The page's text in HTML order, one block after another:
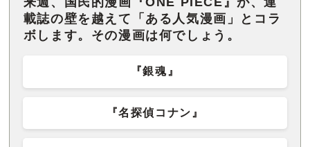
載誌の壁を越えて「ある人気漫画」とコラ
ボします。その漫画は何でしょう。
『銀魂』
『名探偵コナン』